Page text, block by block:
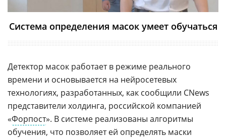
Система определения масок умеет обучаться
Детектор масок работает в режиме реального
времени и основывается на нейросетевых
технологиях, разработанных, как сообщили CNews
представители холдинга, российской компанией
«Форпост». В системе реализованы алгоритмы
обучения, что позволяет ей определять маски